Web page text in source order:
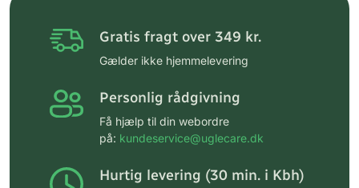
Gratis fragt over 349 kr.
Gælder ikke hjemmelevering
Personlig rådgivning
Få hjælp til din webordre
på: kundeservice@uglecare.dk
Hurtig levering (30 min. i Kbh)